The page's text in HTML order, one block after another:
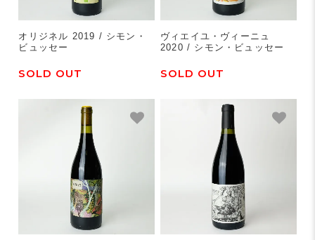
オリジネル 2019 / シモン・
ビュッセー
SOLD OUT
ヴィエイユ・ヴィーニュ
2020 / シモン・ビュッセー
SOLD OUT